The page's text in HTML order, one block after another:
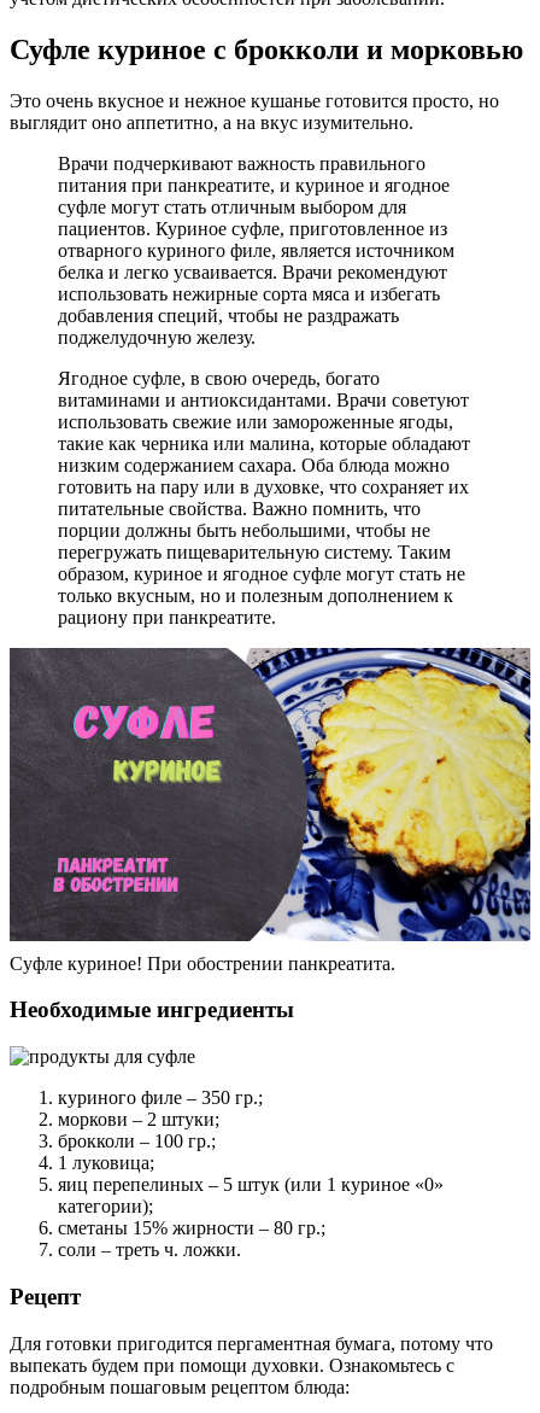
Суфле куриное с брокколи и морковью
Это очень вкусное и нежное кушанье готовится просто, но
выглядит оно аппетитно, а на вкус изумительно.
Врачи подчеркивают важность правильного
питания при панкреатите, и куриное и ягодное
суфле могут стать отличным выбором для
пациентов. Куриное суфле, приготовленное из
отварного куриного филе, является источником
белка и легко усваивается. Врачи рекомендуют
использовать нежирные сорта мяса и избегать
добавления специй, чтобы не раздражать
поджелудочную железу.
Ягодное суфле, в свою очередь, богато
витаминами и антиоксидантами. Врачи советуют
использовать свежие или замороженные ягоды,
такие как черника или малина, которые обладают
низким содержанием сахара. Оба блюда можно
готовить на пару или в духовке, что сохраняет их
питательные свойства. Важно помнить, что
порции должны быть небольшими, чтобы не
перегружать пищеварительную систему. Таким
образом, куриное и ягодное суфле могут стать не
только вкусным, но и полезным дополнением к
рациону при панкреатите.
Суфле куриное! При обострении панкреатита.
Необходимые ингредиенты
куриного филе – 350 гр.;
моркови – 2 штуки;
брокколи – 100 гр.;
1 луковица;
яиц перепелиных – 5 штук (или 1 куриное «0»
категории);
сметаны 15% жирности – 80 гр.;
соли – треть ч. ложки.
Рецепт
Для готовки пригодится пергаментная бумага, потому что
выпекать будем при помощи духовки. Ознакомьтесь с
подробным пошаговым рецептом блюда: